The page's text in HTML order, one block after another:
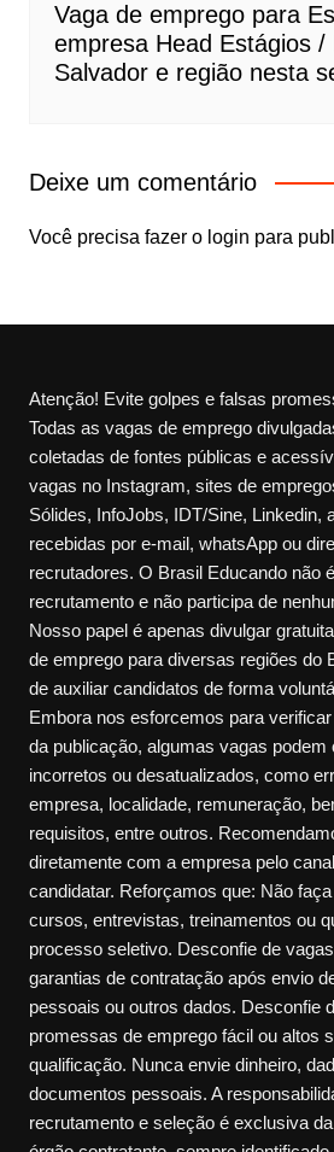
Vaga de emprego para
empresa Head Estágios /
Salvador e região nesta
Deixe um comentário
Você precisa fazer o login para
Atenção! Evite golpes e falsas
Todas as vagas de emprego
coletadas de fontes públicas e
vagas no Instagram, sites de
Sólides, InfoJobs, IDT/Sine, Linkedin,
recebidas por e-mail, whatsApp ou
recrutadores. O Brasil Educando não
recrutamento e não participa de
Nosso papel é apenas divulgar
de emprego para diversas regiões do
de auxiliar candidatos de forma
Embora nos esforcemos para
da publicação, algumas vagas podem
incorretos ou desatualizados, como
empresa, localidade, remuneração,
requisitos, entre outros.
diretamente com a empresa pelo
candidatar. Reforçamos que: Não
cursos, entrevistas, treinamentos ou
processo seletivo. Desconfie de
garantias de contratação após envio
pessoais ou outros dados. Desconfie
promessas de emprego fácil ou altos
qualificação. Nunca envie dinheiro,
documentos pessoais. A
recrutamento e seleção é exclusiva